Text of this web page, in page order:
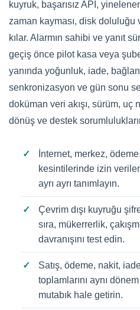
kuyruk, başarısız API,
zaman kayması, disk
kılar. Alarmın sahibi ve yanıt
geçiş önce pilot kasa veya
yanında yoğunluk, iade,
senkronizasyon ve gün sonu
doküman veri akışı, sürüm, uç
dönüş ve destek
İnternet, merkez,
kesintilerinde izin
ayrı ayrı tanımlayın.
Çevrim dışı kuyruğu
sıra, mükerrerlik,
davranışını test edin.
Satış, ödeme, nakit,
toplamlarını aynı
mutabık hale getirin.